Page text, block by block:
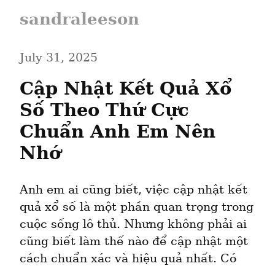
sandraleeson
July 31, 2025
Cập Nhật Kết Quả Xổ
Số Theo Thứ Cực
Chuẩn Anh Em Nên
Nhớ
Anh em ai cũng biết, việc cập nhật kết
quả xổ số là một phần quan trọng trong
cuộc sống lô thủ. Nhưng không phải ai
cũng biết làm thế nào để cập nhật một
cách chuẩn xác và hiệu quả nhất. Có